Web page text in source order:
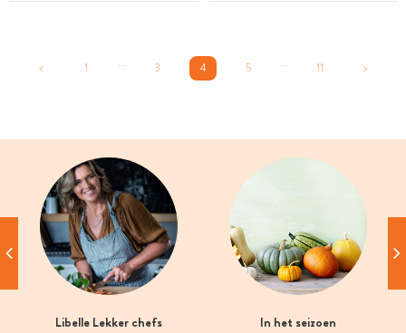
< 1 ... 3 4 5 ... 11 >
Libelle Lekker chefs In het seizoen